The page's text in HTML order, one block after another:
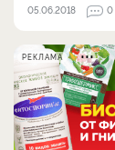
05.06.2018 0
РЕКЛАМА